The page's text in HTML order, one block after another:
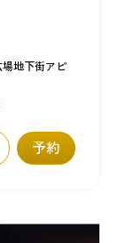
地下街アピ
予約